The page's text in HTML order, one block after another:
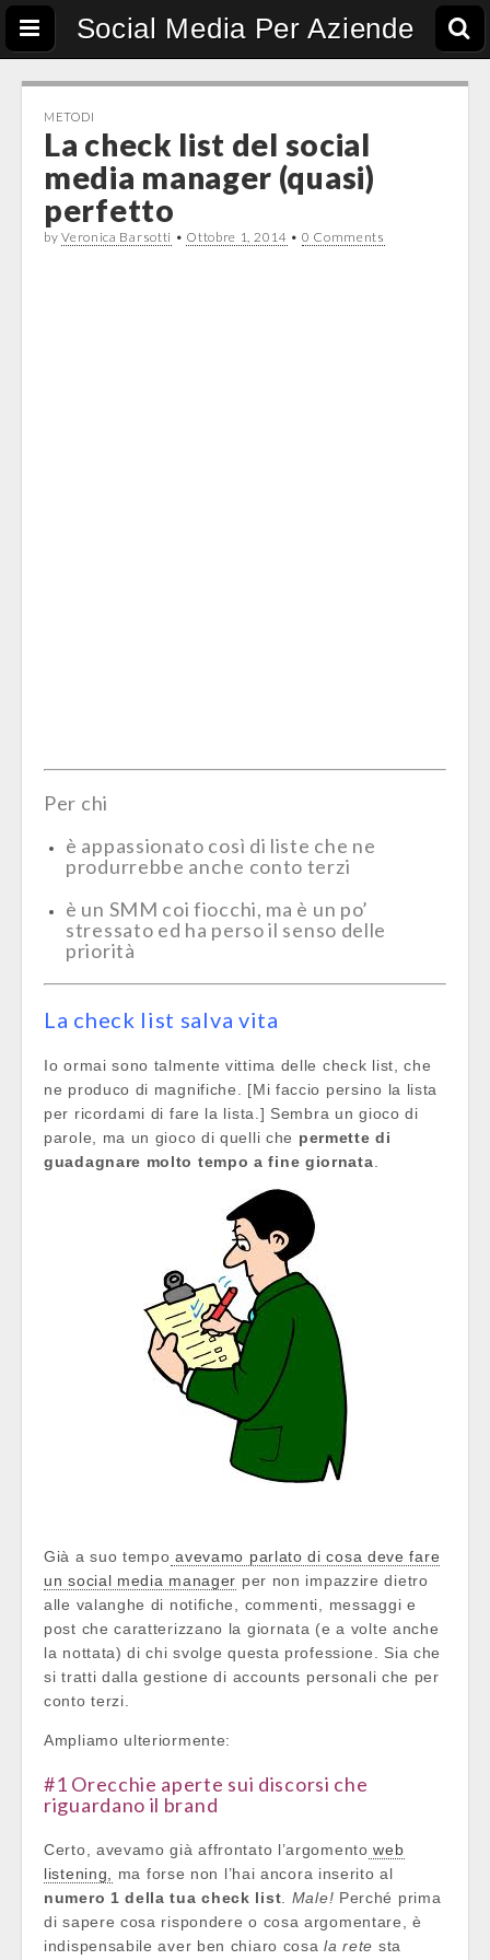
Social Media Per Aziende
METODI
La check list del social
media manager (quasi)
perfetto
byVeronica Barsotti • Ottobre 1, 2014 • 0 Comments
Per chi
è appassionato così di liste che ne
produrrebbe anche conto terzi
è un SMM coi fiocchi, ma è un po’
stressato ed ha perso il senso delle
priorità
La check list salva vita
Io ormai sono talmente vittima delle check list, che
ne produco di magnifiche. [Mi faccio persino la lista
per ricordami di fare la lista.] Sembra un gioco di
parole, ma un gioco di quelli che permette di
guadagnare molto tempo a fine giornata
Già a suo tempo avevamo parlato di cosa deve fare
un social media manager per non impazzire dietro
alle valanghe di notifiche, commenti, messaggi e
post che caratterizzano la giornata (e a volte anche
la nottata) di chi svolge questa professione. Sia che
si tratti dalla gestione di accounts personali che per
conto terzi.
Ampliamo ulteriormente:
#1 Orecchie aperte sui discorsi che
riguardano il brand
Certo, avevamo già affrontato l’argomento web
listening,
ma forse non l’hai ancora inserito al
numero 1 della tua check list
Male! Perché prima
di sapere cosa rispondere o cosa argomentare, è
indispensabile aver ben chiaro cosa la rete sta